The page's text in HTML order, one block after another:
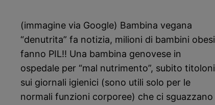
(immagine via Google) Bambina vegana
“denutrita” fa notizia, milioni di bambini obesi
fanno PIL!! Una bambina genovese in
ospedale per “mal nutrimento”, subito titoloni
sui giornali igienici (sono utili solo per le
normali funzioni corporee) che ci sguazzano